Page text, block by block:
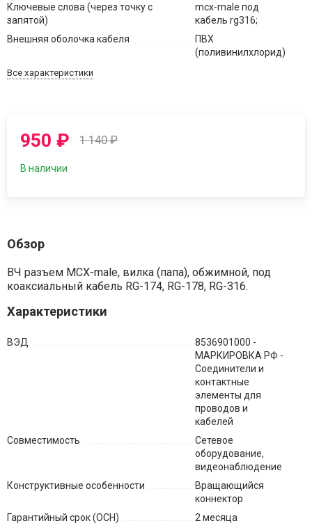
Ключевые слова (через точку с
запятой)
mcx-male под
кабель rg316;
Внешняя оболочка кабеля
ПВХ
(поливинилхлорид)
Все характеристики
950₽ 1 140₽
В наличии
Обзор
ВЧ разъем MCX-male, вилка (папа), обжимной, под
коаксиальный кабель RG-174, RG-178, RG-316.
Характеристики
ВЭД
8536901000 -
МАРКИРОВКА РФ -
Соединители и
контактные
элементы для
проводов и
кабелей
Совместимость
Сетевое
оборудование,
видеонаблюдение
Конструктивные особенности
Вращающийся
коннектор
Гарантийный срок (ОСН)
2 месяца